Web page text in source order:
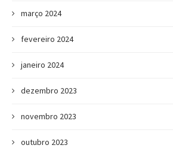
março 2024
fevereiro 2024
janeiro 2024
dezembro 2023
novembro 2023
outubro 2023